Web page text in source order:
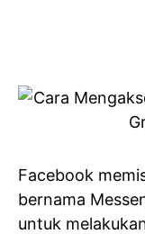
Facebook
bernama
untuk